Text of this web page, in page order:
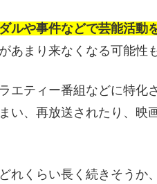
ルや事件などで芸能活動
あまり来なくなる可能性
エティー番組などに特化
い、再放送されたり、映
れくらい長く続きそうか